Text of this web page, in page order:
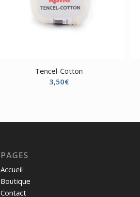
Tencel-Cotton
3,50€
PAGES
Accueil
Boutique
Contact